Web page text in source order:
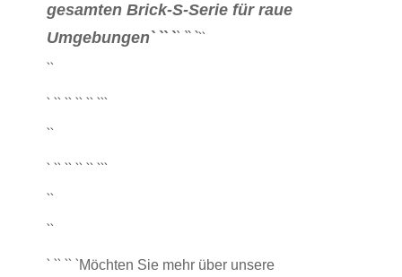
gesamten Brick-S-Serie für raue
Umgebungen` `` `` `` ```
``
` `` `` `` `` ```
``
` `` `` `` `` ```
``
``
` `` `` `Möchten Sie mehr über unsere